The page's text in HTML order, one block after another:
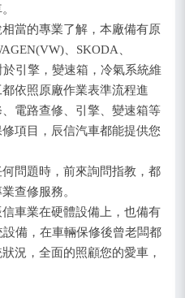
當的專業了解，本廠備有原
、SKODA、
引擎，變速箱，冷氣系統維
依照原廠作業表準流程進
電路查修、引擎、變速箱等
項目，辰信汽車都能提供您
問題時，前來詢問指教，都
查修服務。
車業在硬體設備上，也備有
備，在車輛保修後曾老闆都
況，全面的照顧您的愛車，